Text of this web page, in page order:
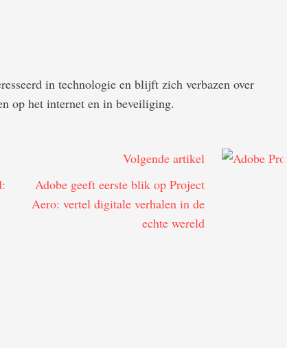
in technologie en blijft zich verbazen over
op het internet en in beveiliging.
Volgende artikel
Adobe geeft eerste blik op Project
Aero: vertel digitale verhalen in de
echte wereld